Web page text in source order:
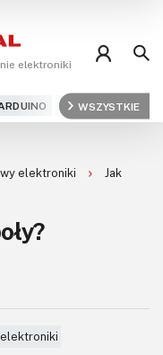
elektroniki
ARM AUDIO
WSZYSTKIE
elektroniki
Jak